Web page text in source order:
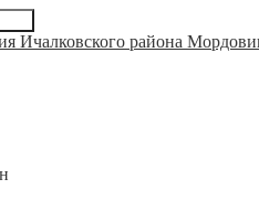
Ичалковского района